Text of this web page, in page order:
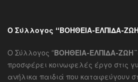
Ο Σύλλογος “ΒΟΗΘΕΙΑ-ΕΛΠΙΔΑ-
Ο Σύλλογος “ΒΟΗΘΕΙΑ-ΕΛΠΙΔΑ-ΖΩΗ¨
προσφέρει κοινωφελές έργο στις
ανήλικα παιδιά που καταφεύγουν